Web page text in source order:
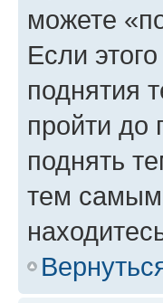
можете
Если
поднятия
пройти до
поднять
тем самым